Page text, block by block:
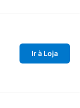
Ir à Loja